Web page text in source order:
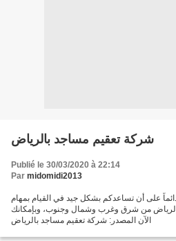
شركة تعقيم مساجد بالرياض
Publié le 30/03/2020 à 22:14
Par midomidi2013
على أن تساعدكم بشكل جيد في القيام بمهام
من شرق وغرب وشمال وجنوب، وبإمكانك
الآن المصدر: شركة تعقيم مساجد بالرياض